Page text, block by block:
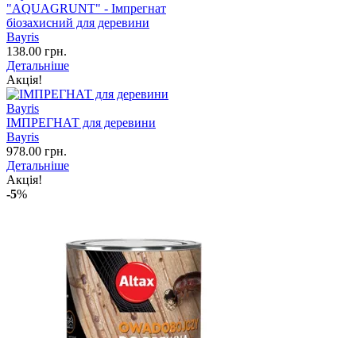
"AQUAGRUNT" - Імпрегнат
біозахисний для деревини
Bayris
138.00 грн.
Детальніше
Акція!
ІМПРЕГНАТ для деревини
Bayris
978.00 грн.
Детальніше
Акція!
-5%